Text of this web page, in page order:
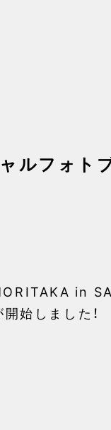
ルフォト
in
始しました！